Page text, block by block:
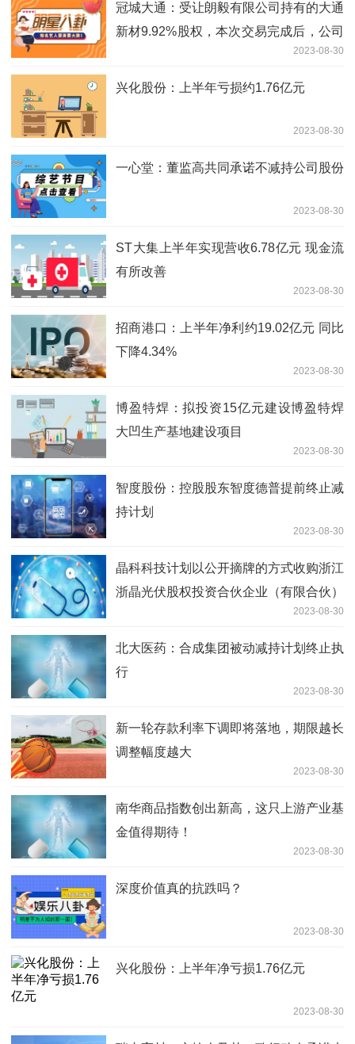
冠城大通：受让朗毅有限公司持有的大通
新材9.92%股权，本次交易完成后，公司
2023-08-30
兴化股份：上半年亏损约1.76亿元
2023-08-30
一心堂：董监高共同承诺不减持公司股份
2023-08-30
ST大集上半年实现营收6.78亿元 现金流
有所改善
2023-08-30
招商港口：上半年净利约19.02亿元 同比
下降4.34%
2023-08-30
博盈特焊：拟投资15亿元建设博盈特焊
大凹生产基地建设项目
2023-08-30
智度股份：控股股东智度德普提前终止减
持计划
2023-08-30
晶科科技计划以公开摘牌的方式收购浙江
浙晶光伏股权投资合伙企业（有限合伙）
50%的合伙份额以及浙江浙晶能源发展有
限公司0.01%的股权
2023-08-30
北大医药：合成集团被动减持计划终止执
行
2023-08-30
新一轮存款利率下调即将落地，期限越长
调整幅度越大
2023-08-30
南华商品指数创出新高，这只上游产业基
金值得期待！
2023-08-30
深度价值真的抗跌吗？
2023-08-30
兴化股份：上半年净亏损1.76亿元
2023-08-30